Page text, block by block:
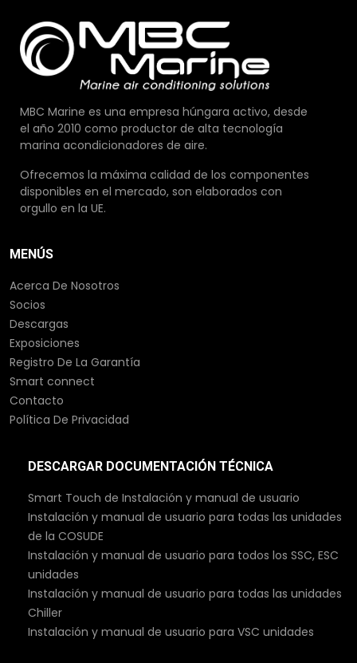
MBC Marine es una empresa húngara activo, desde
el año 2010 como productor de alta tecnología
marina acondicionadores de aire.
Ofrecemos la máxima calidad de los componentes
disponibles en el mercado, son elaborados con
orgullo en la UE.
MENÚS
Acerca De Nosotros
Socios
Descargas
Exposiciones
Registro De La Garantía
Smart connect
Contacto
Política De Privacidad
DESCARGAR DOCUMENTACIÓN TÉCNICA
Smart Touch de Instalación y manual de usuario
Instalación y manual de usuario para todas las unidades
de la COSUDE
Instalación y manual de usuario para todos los SSC, ESC
unidades
Instalación y manual de usuario para todas las unidades
Chiller
Instalación y manual de usuario para VSC unidades